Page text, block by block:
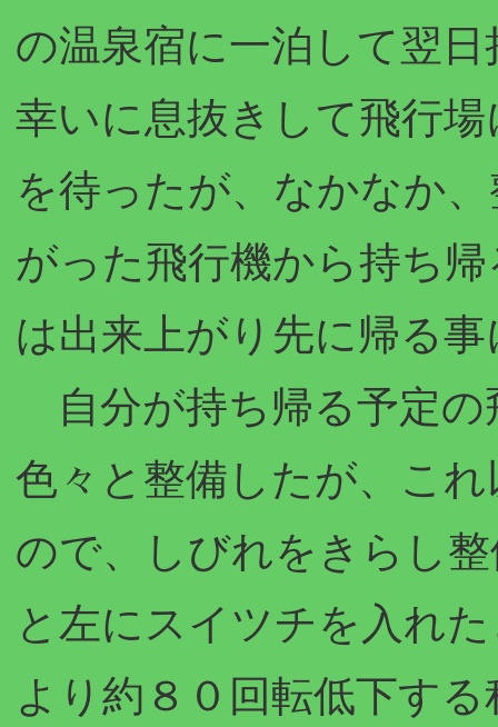
の温泉宿に一泊して翌
幸いに息抜きして飛行
を待ったが、なかなか
がった飛行機から持ち
は出来上がり先に帰る
自分が持ち帰る予定の
色々と整備したが、こ
ので、しびれをきらし
と左にスイツチを入れ
より約８０回転低下す